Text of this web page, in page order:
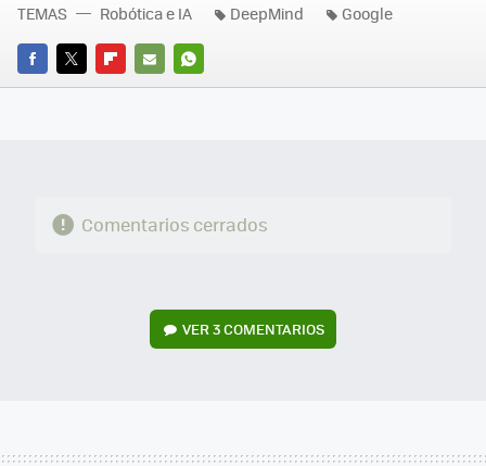
FACEBOOK
TWITTERFLIPBOARD
E-
WHATSAPP
TEMAS Robótica e IA DeepMind Google
Comentarios cerrados
VER3 COMENTARIOS